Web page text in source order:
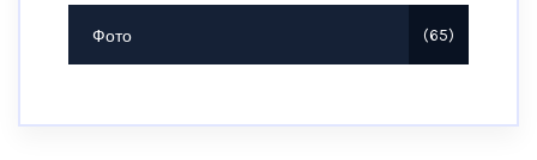
Фото 65